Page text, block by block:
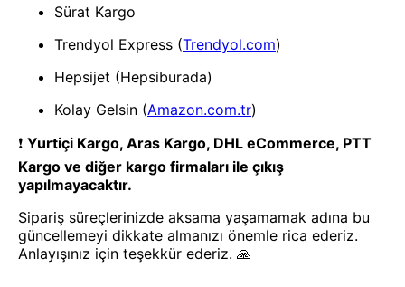
Mini Hd Wi-fi Güvenlik Kamerası